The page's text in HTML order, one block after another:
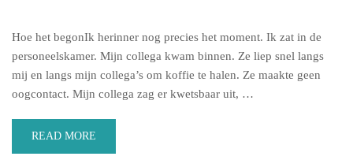
Hoe het begonIk herinner nog precies het moment. Ik zat in de
personeelskamer. Mijn collega kwam binnen. Ze liep snel langs
mij en langs mijn collega’s om koffie te halen. Ze maakte geen
oogcontact. Mijn collega zag er kwetsbaar uit, …
READ MORE